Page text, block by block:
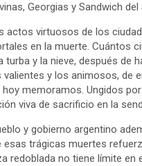
Georgias y Sandwich del
actos virtuosos de los
en la muerte. Cuántos
y la nieve, después de
y los animosos, de
memoramos. Ungidos
viva de sacrificio en la
y gobierno argentino
trágicas muertes
no tiene límite en